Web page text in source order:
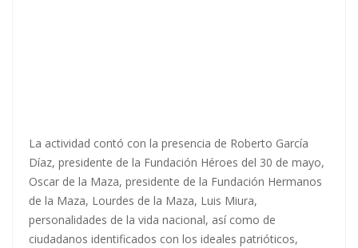
La actividad contó con la presencia de Roberto García
Díaz, presidente de la Fundación Héroes del 30 de mayo,
Oscar de la Maza, presidente de la Fundación Hermanos
de la Maza, Lourdes de la Maza, Luis Miura,
personalidades de la vida nacional, así como de
ciudadanos identificados con los ideales patrióticos,